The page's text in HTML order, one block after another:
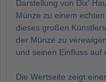
Darstellung von Dix'
Münze zu einem
dieses großen
der Münze zu
und seinen Einfluss auf
Die Wertseite zeigt